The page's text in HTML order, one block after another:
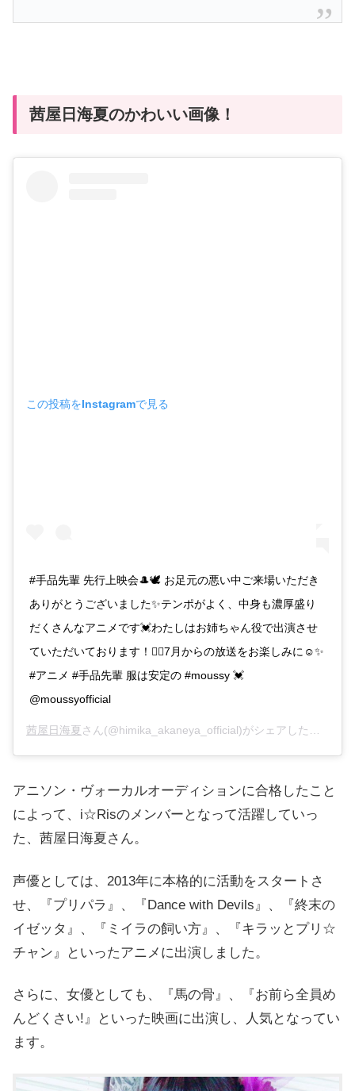
茜屋日海夏のかわいい画像！
この投稿をInstagramで見る
#手品先輩 先行上映会🎩🕊 お足元の悪い中ご来場いただき
ありがとうございました✨テンポがよく、中身も濃厚盛り
だくさんなアニメです💓わたしはお姉ちゃん役で出演させ
ていただいております！💁‍♀️7月からの放送をお楽しみに☺️✨
#アニメ #手品先輩 服は安定の #moussy 💓
@moussyofficial
茜屋日海夏さん(@himika_akaneya_official)がシェアした投稿 –
アニソン・ヴォーカルオーディションに合格したこと
によって、i☆Risのメンバーとなって活躍していっ
た、茜屋日海夏さん。
声優としては、2013年に本格的に活動をスタートさ
せ、『プリパラ』、『Dance with Devils』、『終末の
イゼッタ』、『ミイラの飼い方』、『キラッとプリ☆
チャン』といったアニメに出演しました。
さらに、女優としても、『馬の骨』、『お前ら全員め
んどくさい!』といった映画に出演し、人気となってい
ます。